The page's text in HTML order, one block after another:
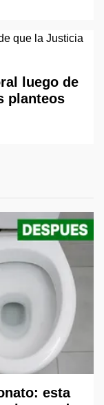
luego de
planteos
esta